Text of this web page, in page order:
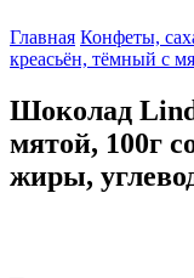
Главная Конфеты,
креасьён, тёмный с
Шоколад
мятой, 100г
жиры,